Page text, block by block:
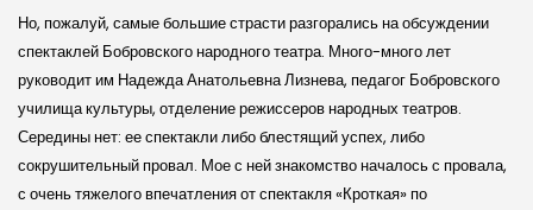
Но, пожалуй, самые большие страсти разгорались на обсуждении
спектаклей Бобров­ского народного театра. Много-много лет
руководит им Надежда Анатольевна Лизнева, педагог Бобров­ского
училища культуры, отделение режиссеров народных театров.
Середины нет: ее спектакли либо блестящий успех, либо
сокрушительный провал. Мое с ней знакомство началось с провала,
с очень тяжелого впечатления от спектакля «Кроткая» по